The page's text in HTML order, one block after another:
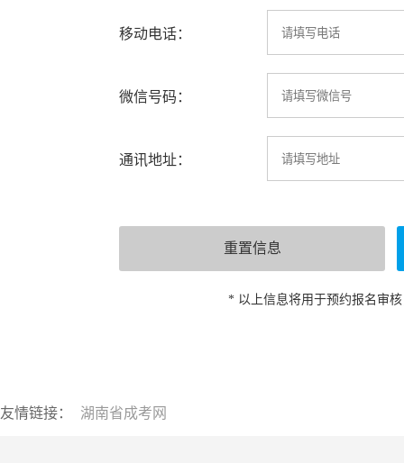
移动电话：
微信号码：
通讯地址：
* 以上信息将用于预约报名审
友情链接： 湖南省成考网